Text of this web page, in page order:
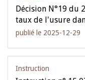
Décision N°19 du
taux de l'usure
publié le 2025-12-29
Instruction